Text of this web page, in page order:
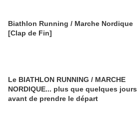
Biathlon Running / Marche Nordique
[Clap de Fin]
Le BIATHLON RUNNING / MARCHE
NORDIQUE... plus que quelques jours
avant de prendre le départ